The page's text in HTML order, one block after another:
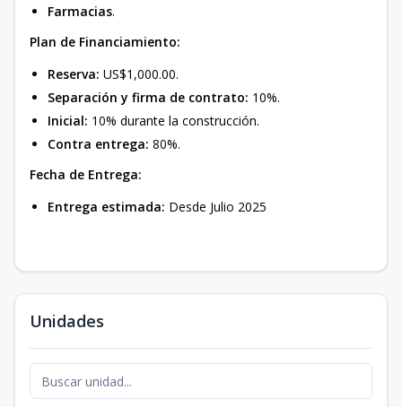
Farmacias.
Plan de Financiamiento:
Reserva: US$1,000.00.
Separación y firma de contrato: 10%.
Inicial: 10% durante la construcción.
Contra entrega: 80%.
Fecha de Entrega:
Entrega estimada: Desde Julio 2025
Unidades